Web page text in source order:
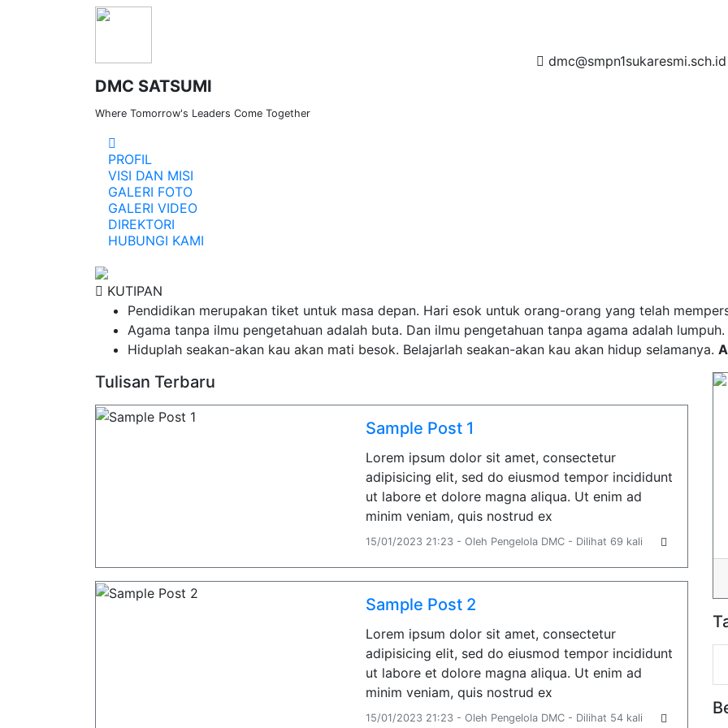
DMC SATSUMI
Where Tomorrow's Leaders Come Together
dmc@smpn1sukaresmi.sch.id
PROFIL
VISI DAN MISI
GALERI FOTO
GALERI VIDEO
DIREKTORI
HUBUNGI KAMI
KUTIPAN
Pendidikan merupakan tiket untuk masa depan. Hari esok untuk orang-orang yang telah
Agama tanpa ilmu pengetahuan adalah buta. Dan ilmu pengetahuan tanpa agama adalah lumpuh.
Hiduplah seakan-akan kau akan mati besok. Belajarlah seakan-akan kau akan hidup selamanya.
Tulisan Terbaru
Sample Post 1
Lorem ipsum dolor sit amet, consectetur
adipisicing elit, sed do eiusmod tempor incididunt
ut labore et dolore magna aliqua. Ut enim ad
minim veniam, quis nostrud ex
15/01/2023 21:23 - Oleh Pengelola DMC - Dilihat 69 kali
Sample Post 2
Lorem ipsum dolor sit amet, consectetur
adipisicing elit, sed do eiusmod tempor incididunt
ut labore et dolore magna aliqua. Ut enim ad
minim veniam, quis nostrud ex
15/01/2023 21:23 - Oleh Pengelola DMC - Dilihat 54 kali